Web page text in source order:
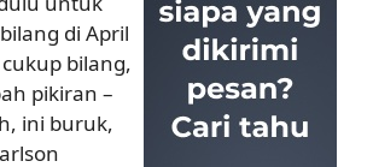
di April
bilang,
pikiran –
ini buruk,